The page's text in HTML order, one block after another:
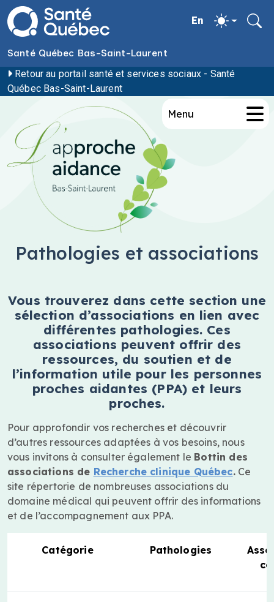
Aller au contenu principal
Santé Québec Bas-Saint-Laurent
Retour au portail santé et services sociaux - Santé
Québec Bas-Saint-Laurent
Menu
Pathologies et associations
Vous trouverez dans cette section une
sélection d’associations en lien avec
différentes pathologies. Ces
associations peuvent offrir des
ressources, du soutien et de
l’information utile pour les personnes
proches aidantes (PPA) et leurs
proches.
Pour approfondir vos recherches et découvrir
d’autres ressources adaptées à vos besoins, nous
vous invitons à consulter également le Bottin des
associations de Recherche clinique Québec.Ce
site répertorie de nombreuses associations du
domaine médical qui peuvent offrir des informations
et de l’accompagnement aux PPA.
Catégorie Pathologies